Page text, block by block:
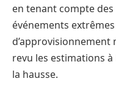
en tenant compte
événements
revu les estimations à
la hausse.